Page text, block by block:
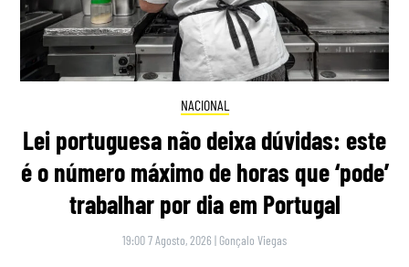
NACIONAL
Lei portuguesa não deixa dúvidas: este
é o número máximo de horas que ‘pode’
trabalhar por dia em Portugal
19:00 7 Agosto, 2026 | Gonçalo Viegas